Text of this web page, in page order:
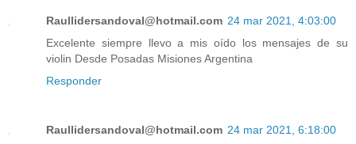
Raullidersandoval@hotmail.com 24 mar 2021, 4:03:00
Excelente siempre llevo a mis oído los mensajes de su
violin Desde Posadas Misiones Argentina
Responder
Raullidersandoval@hotmail.com 24 mar 2021, 6:18:00